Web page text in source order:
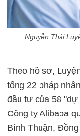
Nguyễn Thái
Theo hồ sơ,
tổng 22 pháp
đầu tư của 58 "dự
Công ty Alibaba
Bình Thuận,